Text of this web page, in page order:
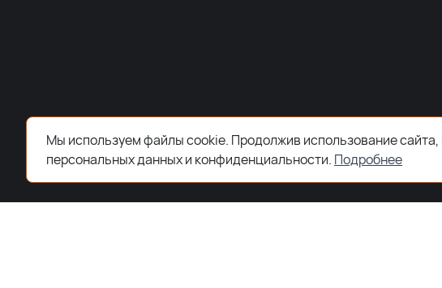
Мы используем файлы cookie. Продолжив использование
персональных данных и конфиденциальности. Подробнее